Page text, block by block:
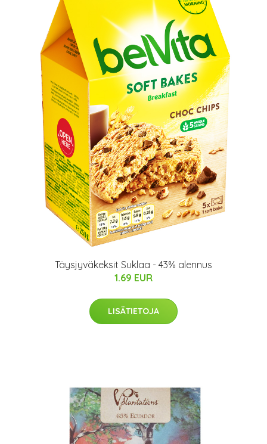
Täysjyväkeksit Suklaa - 43% alennus
1.69 EUR
LISÄTIETOJA